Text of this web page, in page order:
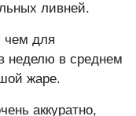
ливней.
чем для
неделю в среднем
жаре.
аккуратно,